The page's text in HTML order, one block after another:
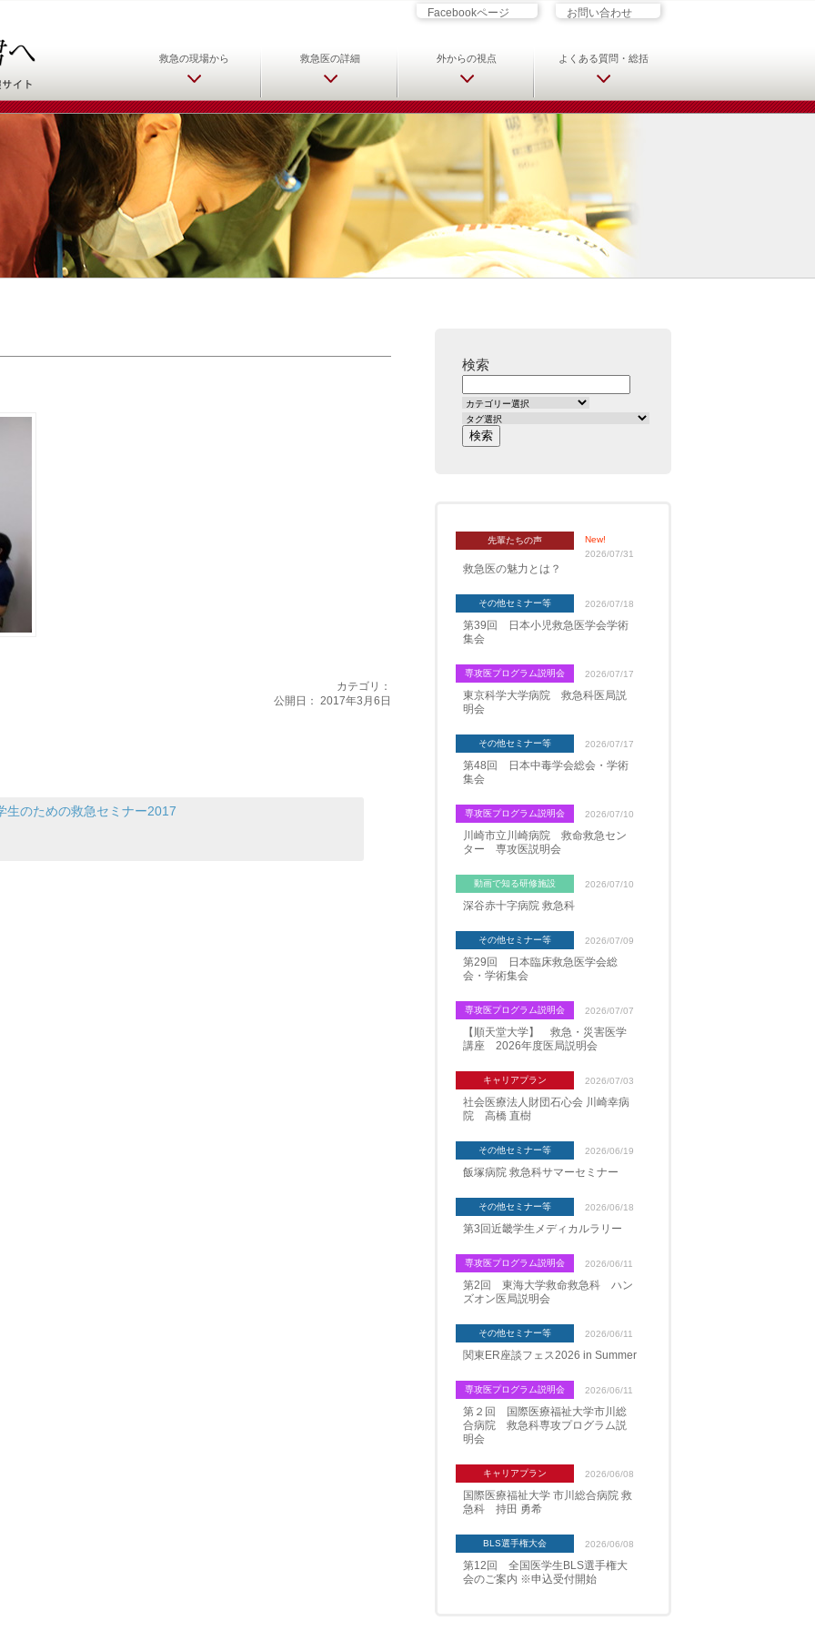
日本救急医学会 救急医をめざす君へ 救急科専門医・専攻医
Facebookページ お問い合わせ
救急の現場から 救急医の詳細 外からの視点 よくある質問・総括
カテゴリ：
公開日： 2017年3月6日
生のための救急セミナー2017
検索
先輩たちの声
New!
2026/07/31
救急医の魅力とは？
その他セミナー等 2026/07/18
第39回 日本小児救急医学会学術
集会
専攻医プログラム説明会 2026/07/17
東京科学大学病院 救急科医局説
明会
その他セミナー等 2026/07/17
第48回 日本中毒学会総会・学術
集会
専攻医プログラム説明会 2026/07/10
川崎市立川崎病院 救命救急セン
ター 専攻医説明会
動画で知る研修施設 2026/07/10
深谷赤十字病院 救急科
その他セミナー等 2026/07/09
第29回 日本臨床救急医学会総
会・学術集会
専攻医プログラム説明会 2026/07/07
【順天堂大学】 救急・災害医学
講座 2026年度医局説明会
キャリアプラン 2026/07/03
社会医療法人財団石心会 川崎幸病
院 高橋 直樹
その他セミナー等 2026/06/19
飯塚病院 救急科サマーセミナー
その他セミナー等 2026/06/18
第3回近畿学生メディカルラリー
専攻医プログラム説明会 2026/06/11
第2回 東海大学救命救急科 ハン
ズオン医局説明会
その他セミナー等 2026/06/11
関東ER座談フェス2026 in Summer
専攻医プログラム説明会 2026/06/11
第２回 国際医療福祉大学市川総
合病院 救急科専攻プログラム説
明会
キャリアプラン 2026/06/08
国際医療福祉大学 市川総合病院 救
急科 持田 勇希
BLS選手権大会 2026/06/08
第12回 全国医学生BLS選手権大
会のご案内 ※申込受付開始